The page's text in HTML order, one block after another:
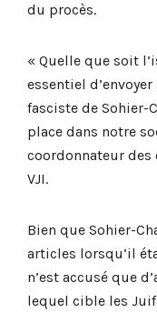
du procès.
« Quelle que soit
essentiel
fasciste de Sohier-
place dans notre
coordonnateur
VJI.
Bien que Sohier-
articles lorsqu’il
n’est accusé que
lequel cible les